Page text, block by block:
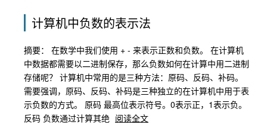
计算机中负数的表示法
摘要： 在数学中我们使用 + - 来表示正数和负数。 在计算机
中数据都需要以二进制保存，那么负数如何在计算中用二进制
存储呢？ 计算机中常用的是三种方法：原码、反码、补码。
需要强调，原码、反码、补码是三种独立的在计算机中用于表
示负数的方式。 原码 最高位表示符号。0表示正，1表示负。
反码 负数通过计算其绝 阅读全文